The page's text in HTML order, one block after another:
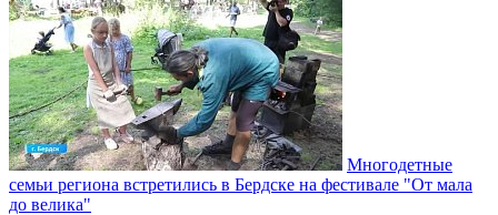
Многодетные
семьи региона встретились в Бердске на фестивале "От мала
до велика"